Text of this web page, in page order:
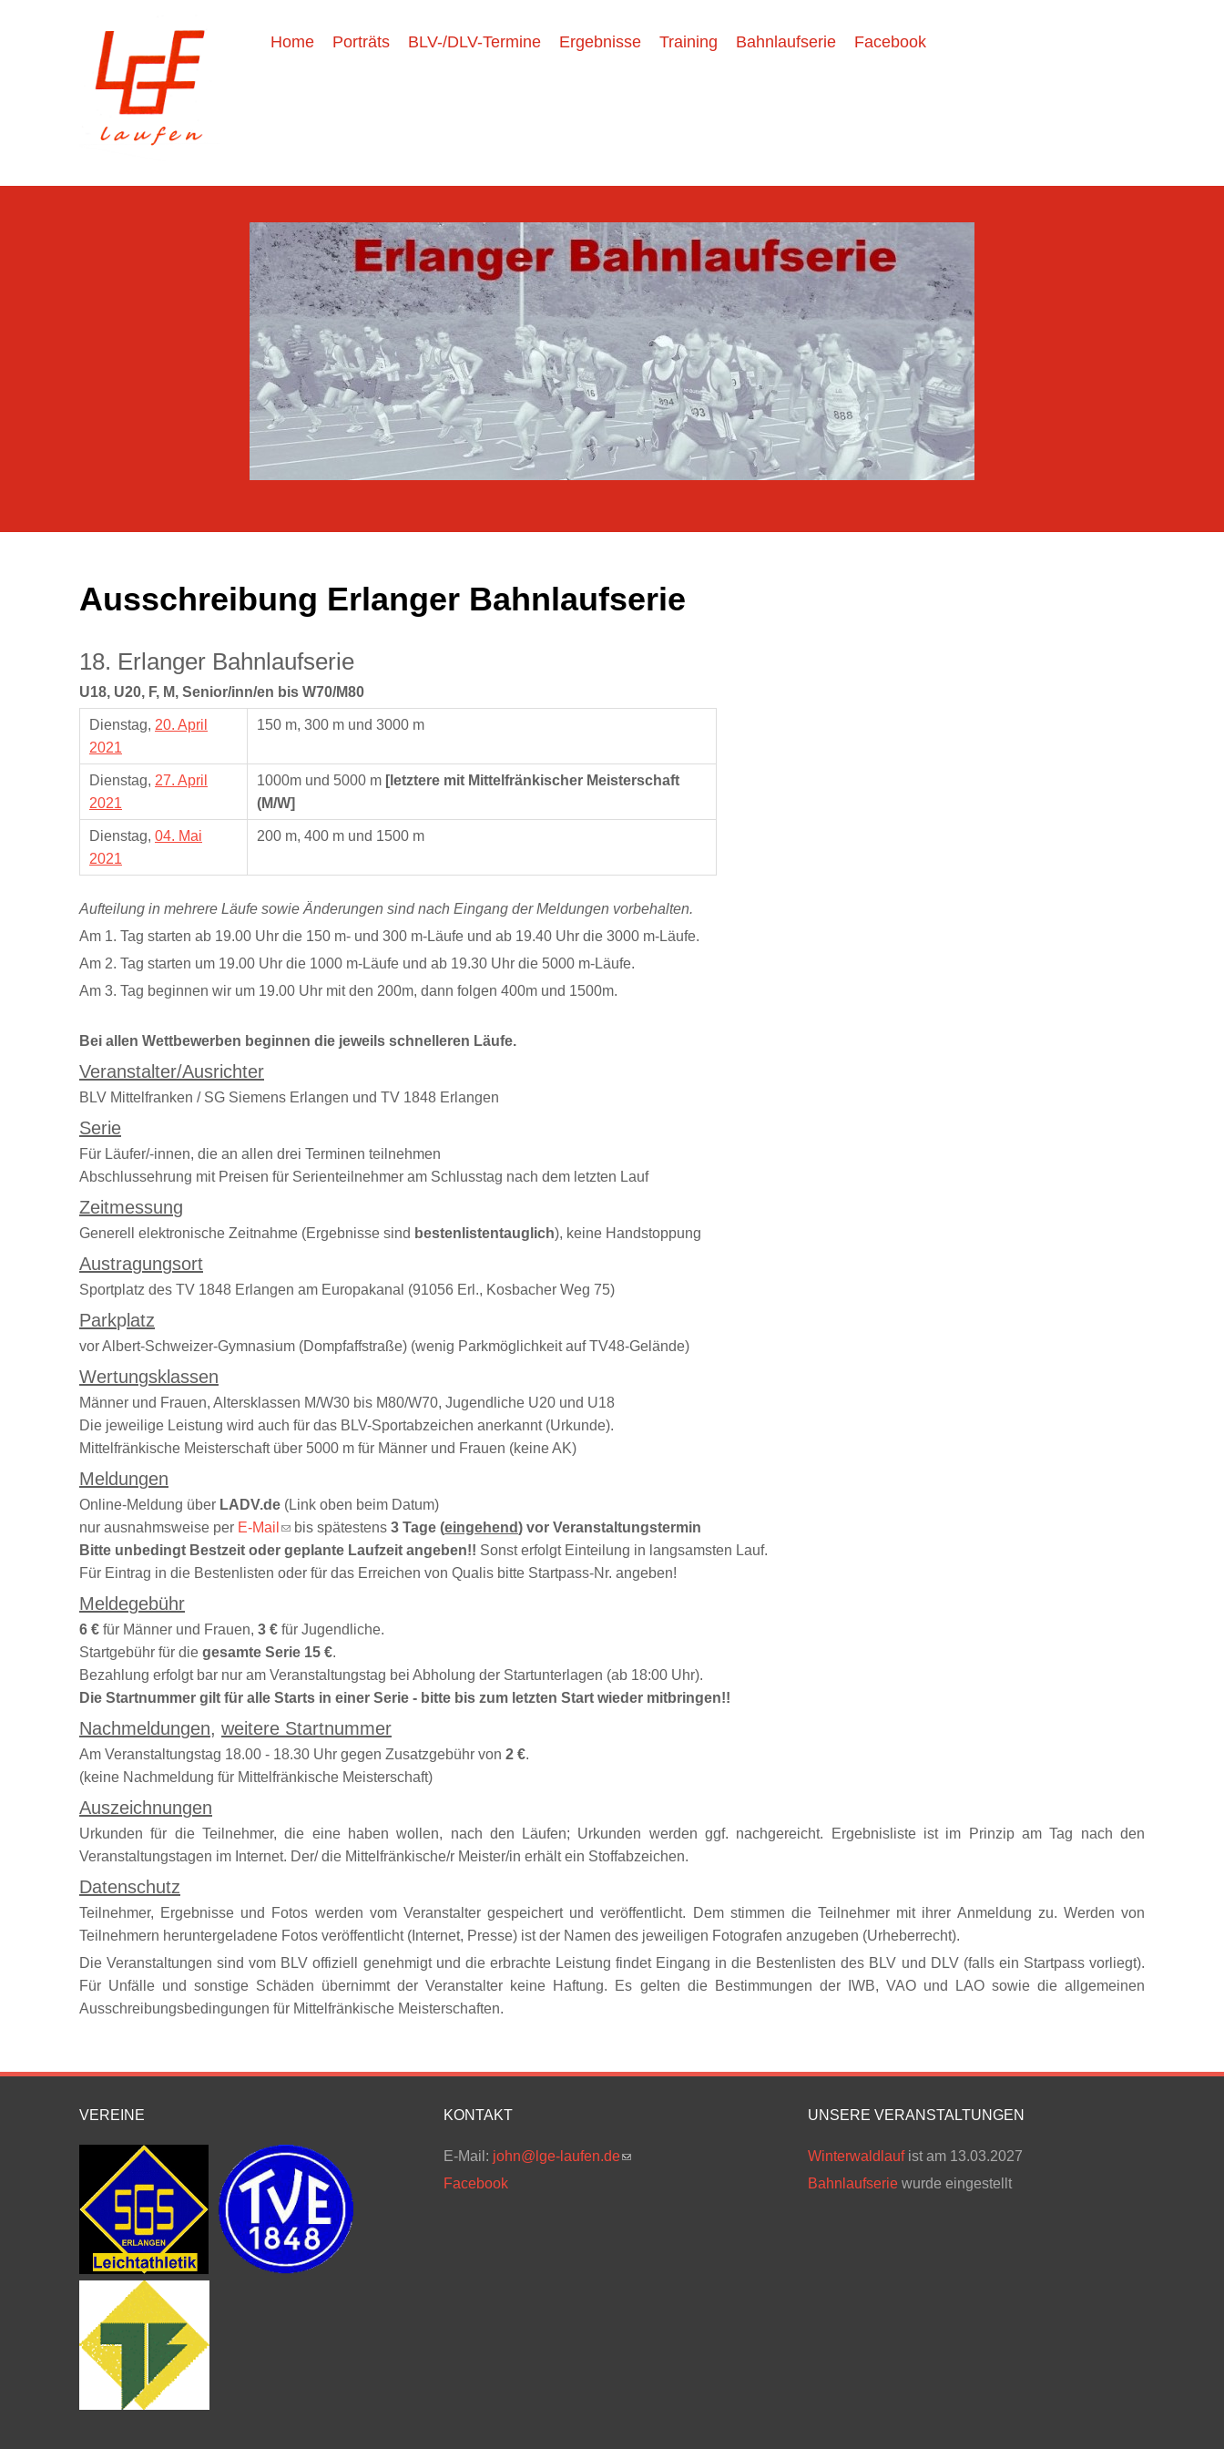
Home Porträts BLV-/DLV-Termine Ergebnisse Training Bahnlaufserie Facebook
Ausschreibung Erlanger Bahnlaufserie
18. Erlanger Bahnlaufserie
U18, U20, F, M, Senior/inn/en bis W70/M80
Dienstag, 20. April
2021
150 m, 300 m und 3000 m
Dienstag, 27. April
2021
1000m und 5000 m [letztere mit Mittelfränkischer Meisterschaft
(M/W]
Dienstag, 04. Mai
2021
200 m, 400 m und 1500 m
Aufteilung in mehrere Läufe sowie Änderungen sind nach Eingang der Meldungen vorbehalten.
Am 1. Tag starten ab 19.00 Uhr die 150 m- und 300 m-Läufe und ab 19.40 Uhr die 3000 m-Läufe.
Am 2. Tag starten um 19.00 Uhr die 1000 m-Läufe und ab 19.30 Uhr die 5000 m-Läufe.
Am 3. Tag beginnen wir um 19.00 Uhr mit den 200m, dann folgen 400m und 1500m.
Bei allen Wettbewerben beginnen die jeweils schnelleren Läufe.
Veranstalter/Ausrichter
BLV Mittelfranken / SG Siemens Erlangen und TV 1848 Erlangen
Serie
Für Läufer/-innen, die an allen drei Terminen teilnehmen
Abschlussehrung mit Preisen für Serienteilnehmer am Schlusstag nach dem letzten Lauf
Zeitmessung
Generell elektronische Zeitnahme (Ergebnisse sind bestenlistentauglich), keine Handstoppung
Austragungsort
Sportplatz des TV 1848 Erlangen am Europakanal (91056 Erl., Kosbacher Weg 75)
Parkp latz
vor Albert-Schweizer-Gymnasium (Dompfaffstraße) (wenig Parkmöglichkeit auf TV48-Gelände)
Wertungsklassen
Männer und Frauen, Altersklassen M/W30 bis M80/W70, Jugendliche U20 und U18
Die jeweilige Leistung wird auch für das BLV-Sportabzeichen anerkannt (Urkunde).
Mittelfränkische Meisterschaft über 5000 m für Männer und Frauen (keine AK)
Meldungen
Online-Meldung über LADV.de (Link oben beim Datum)
nur ausnahmsweise per E-Mail (link sends e-mail)
bis spätestens 3 Tage (eingehend) vor Veranstaltungstermin
Bitte unbedingt Bestzeit oder geplante Laufzeit angeben!! Sonst erfolgt Einteilung in langsamsten Lauf.
Für Eintrag in die Bestenlisten oder für das Erreichen von Qualis bitte Startpass-Nr. angeben!
Meldegebühr
6 € für Männer und Frauen, 3 € für Jugendliche.
Startgebühr für die gesamte Serie 15 €.
Bezahlung erfolgt bar nur am Veranstaltungstag bei Abholung der Startunterlagen (ab 18:00 Uhr).
Die Startnummer gilt für alle Starts in einer Serie - bitte bis zum letzten Start wieder mitbringen!!
Nachmeldungen, weitere Startnummer
Am Veranstaltungstag 18.00 - 18.30 Uhr gegen Zusatzgebühr von 2 €.
(keine Nachmeldung für Mittelfränkische Meisterschaft)
Auszeichnungen
Urkunden für die Teilnehmer, die eine haben wollen, nach den Läufen; Urkunden werden ggf. nachgereicht. Ergebnisliste ist im Prinzip am Tag nach den
Veranstaltungstagen im Internet. Der/ die Mittelfränkische/r Meister/in erhält ein Stoffabzeichen.
Datenschutz
Teilnehmer, Ergebnisse und Fotos werden vom Veranstalter gespeichert und veröffentlicht. Dem stimmen die Teilnehmer mit ihrer Anmeldung zu. Werden von
Teilnehmern heruntergeladene Fotos veröffentlicht (Internet, Presse) ist der Namen des jeweiligen Fotografen anzugeben (Urheberrecht).
Die Veranstaltungen sind vom BLV offiziell genehmigt und die erbrachte Leistung findet Eingang in die Bestenlisten des BLV und DLV (falls ein Startpass vorliegt).
Für Unfälle und sonstige Schäden übernimmt der Veranstalter keine Haftung. Es gelten die Bestimmungen der IWB, VAO und LAO sowie die allgemeinen
Ausschreibungsbedingungen für Mittelfränkische Meisterschaften.
VEREINE KONTAKT
E-Mail: john@lge-laufen.de(link sends e-mail)
Facebook
UNSERE VERANSTALTUNGEN
Winterwaldlaufist am 13.03.2027
Bahnlaufserie wurde eingestellt